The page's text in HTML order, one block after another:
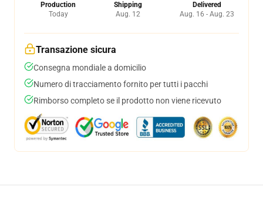
Production
Today
Shipping
Aug. 12
Delivered
Aug. 16 - Aug. 23
Transazione sicura
Consegna mondiale a domicilio
Numero di tracciamento fornito per tutti i pacchi
Rimborso completo se il prodotto non viene ricevuto